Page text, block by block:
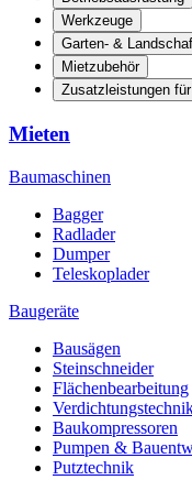
Werkzeuge
Garten- &
Mietzubehör
Zusatzleistungen
Mieten
Baumaschinen
Bagger
Radlader
Dumper
Teleskoplader
Baugeräte
Bausägen
Steinschneider
Flächenbearbeitung
Baukompressoren
Pumpen &
Putztechnik